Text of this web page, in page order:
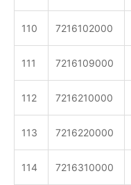
110 7216102000
111 7216109000
112 7216210000
113 7216220000
114 7216310000